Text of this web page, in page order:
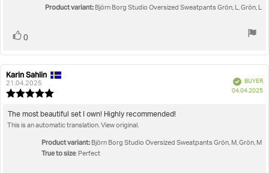
stars
Product variant: Björn Borg Studio Oversized Sweatpants Grön, L, Grön, L
Vote
0
Review
author:
Karin Sahlin
21.04.2025
5.0
out
5
stars
VerifiedBUYER
04.04.2025
Review
text:
The most beautiful set I own! Highly recommended!
This is an automatic translation. View original.
Product variant: Björn Borg Studio Oversized Sweatpants Grön, M, Grön, M
True to size: Perfect